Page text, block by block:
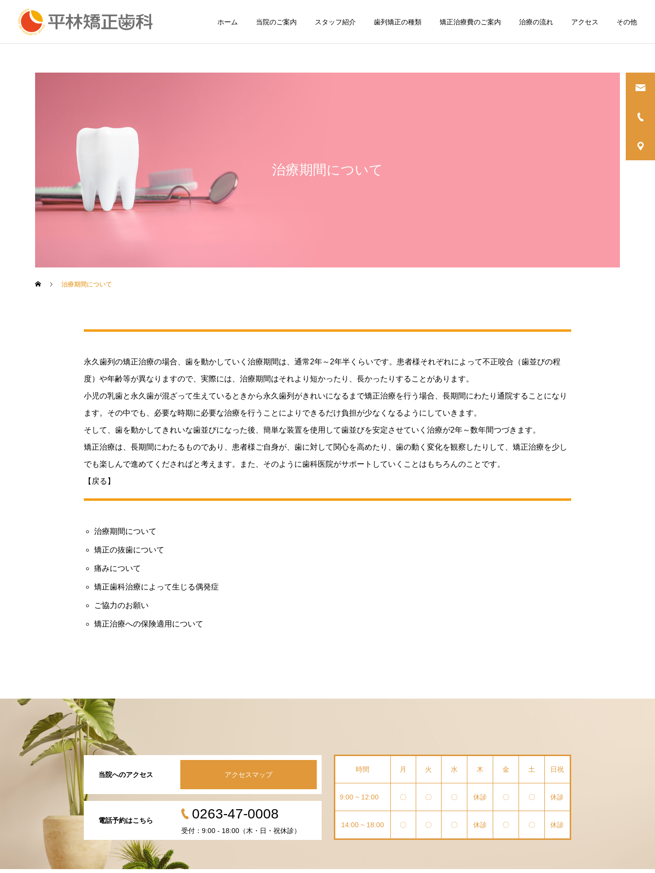
ホーム 当院のご案内 スタッフ紹介 歯列矯正の種類 矯正治療費のご案内 治療の流れ アクセス その他
治療期間について
治療期間について
永久歯列の矯正治療の場合、歯を動かしていく治療期間は、通常2年～2年半くらいです。患者様それぞれによって不正咬合（歯並びの程
度）や年齢等が異なりますので、実際には、治療期間はそれより短かったり、長かったりすることがあります。
小児の乳歯と永久歯が混ざって生えているときから永久歯列がきれいになるまで矯正治療を行う場合、長期間にわたり通院することになり
ます。その中でも、必要な時期に必要な治療を行うことによりできるだけ負担が少なくなるようにしていきます。
そして、歯を動かしてきれいな歯並びになった後、簡単な装置を使用して歯並びを安定させていく治療が2年～数年間つづきます。
矯正治療は、長期間にわたるものであり、患者様ご自身が、歯に対して関心を高めたり、歯の動く変化を観察したりして、矯正治療を少し
でも楽しんで進めてくださればと考えます。また、そのように歯科医院がサポートしていくことはもちろんのことです。
【戻る】
治療期間について
矯正の抜歯について
痛みについて
矯正歯科治療によって生じる偶発症
ご協力のお願い
矯正治療への保険適用について
当院へのアクセス アクセスマップ
電話予約はこちら 0263-47-0008
受付：9:00 - 18:00（木・日・祝休診）
時間 月 火 水 木 金 土 日祝
9:00 ~ 12:00 〇 〇 〇 休診 〇 〇 休診
14:00 ~ 18:00 〇 〇 〇 休診 〇 〇 休診